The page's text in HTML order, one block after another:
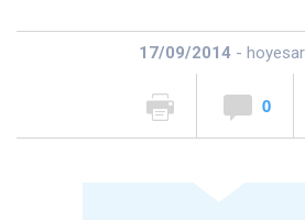
17/09/2014-
0